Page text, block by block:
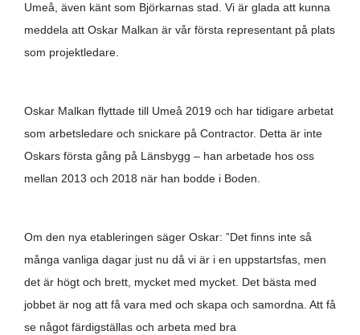
Umeå, även känt som Björkarnas stad. Vi är glada att kunna
meddela att Oskar Malkan är vår första representant på plats
som projektledare.
Oskar Malkan flyttade till Umeå 2019 och har tidigare arbetat
som arbetsledare och snickare på Contractor. Detta är inte
Oskars första gång på Länsbygg – han arbetade hos oss
mellan 2013 och 2018 när han bodde i Boden.
Om den nya etableringen säger Oskar: ”Det finns inte så
många vanliga dagar just nu då vi är i en uppstartsfas, men
det är högt och brett, mycket med mycket. Det bästa med
jobbet är nog att få vara med och skapa och samordna. Att få
se något färdigställas och arbeta med bra